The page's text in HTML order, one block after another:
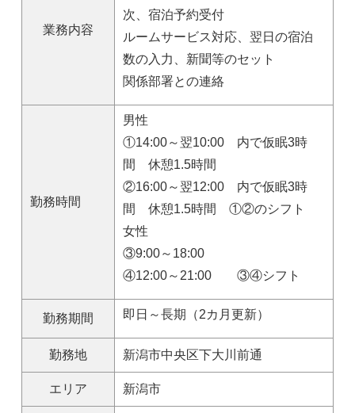
業務内容
次、宿泊予約受付
ルームサービス対応、翌日の宿泊
数の入力、新聞等のセット
関係部署との連絡
勤務時間
男性
①14:00～翌10:00 内で仮眠3時
間 休憩1.5時間
②16:00～翌12:00 内で仮眠3時
間 休憩1.5時間 ①②のシフト
女性
③9:00～18:00
④12:00～21:00 ③④シフト
勤務期間 即日～長期（2カ月更新）
勤務地 新潟市中央区下大川前通
エリア 新潟市